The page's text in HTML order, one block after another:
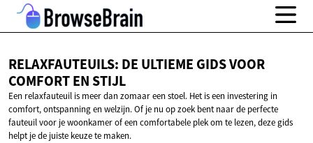
RELAXFAUTEUILS: DE ULTIEME GIDS VOOR
COMFORTEN STIJL
Een relaxfauteuil is meer dan zomaar een stoel. Het is een investering in
comfort, ontspanning en welzijn. Of je nu op zoek bent naar de perfecte
fauteuil voor je woonkamer of een comfortabele plek om te lezen, deze gids
helpt je de juiste keuze te maken.